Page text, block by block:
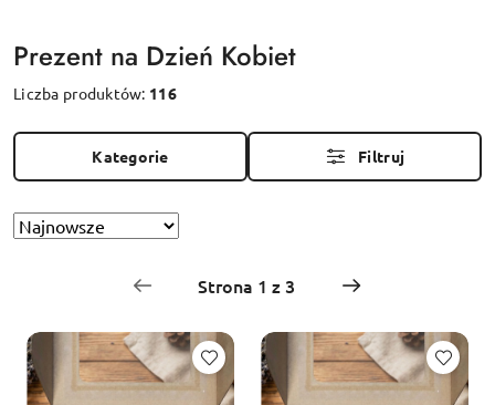
Prezent na Dzień Kobiet
Liczba produktów: 116
Kategorie Filtruj
Zastosowano
Sortuj